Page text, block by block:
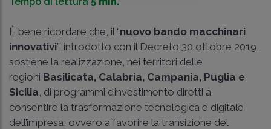
È bene ricordare che, il “nuovo bando macchinari
innovativi”, introdotto con il Decreto 30 ottobre 2019,
sostiene la realizzazione, nei territori delle
regioni Basilicata, Calabria, Campania, Puglia e
Sicilia , di programmi d’investimento diretti a
consentire la trasformazione tecnologica e digitale
dell’impresa, ovvero a favorire la transizione del